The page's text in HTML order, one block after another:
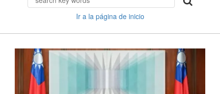
Ir a la página de inicio